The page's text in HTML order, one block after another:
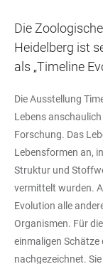
Die
Heidelberg ist
als „Timeline
Die Ausstellung
Lebens
Forschung. Das
Lebensformen an,
Struktur und
vermittelt wurden.
Evolution alle
Organismen. Für
einmaligen Schätze
nachgezeichnet.